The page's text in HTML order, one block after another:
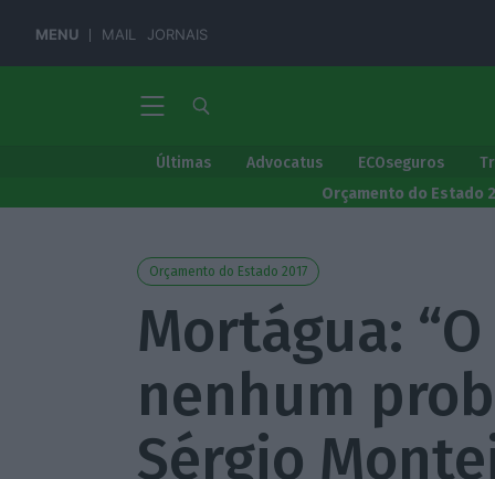
MENU MAIL JORNAIS
Últimas Advocatus ECOseguros
Orçamento do Estado
Orçamento do Estado 2017
Mortágua:
nenhum
Sérgio